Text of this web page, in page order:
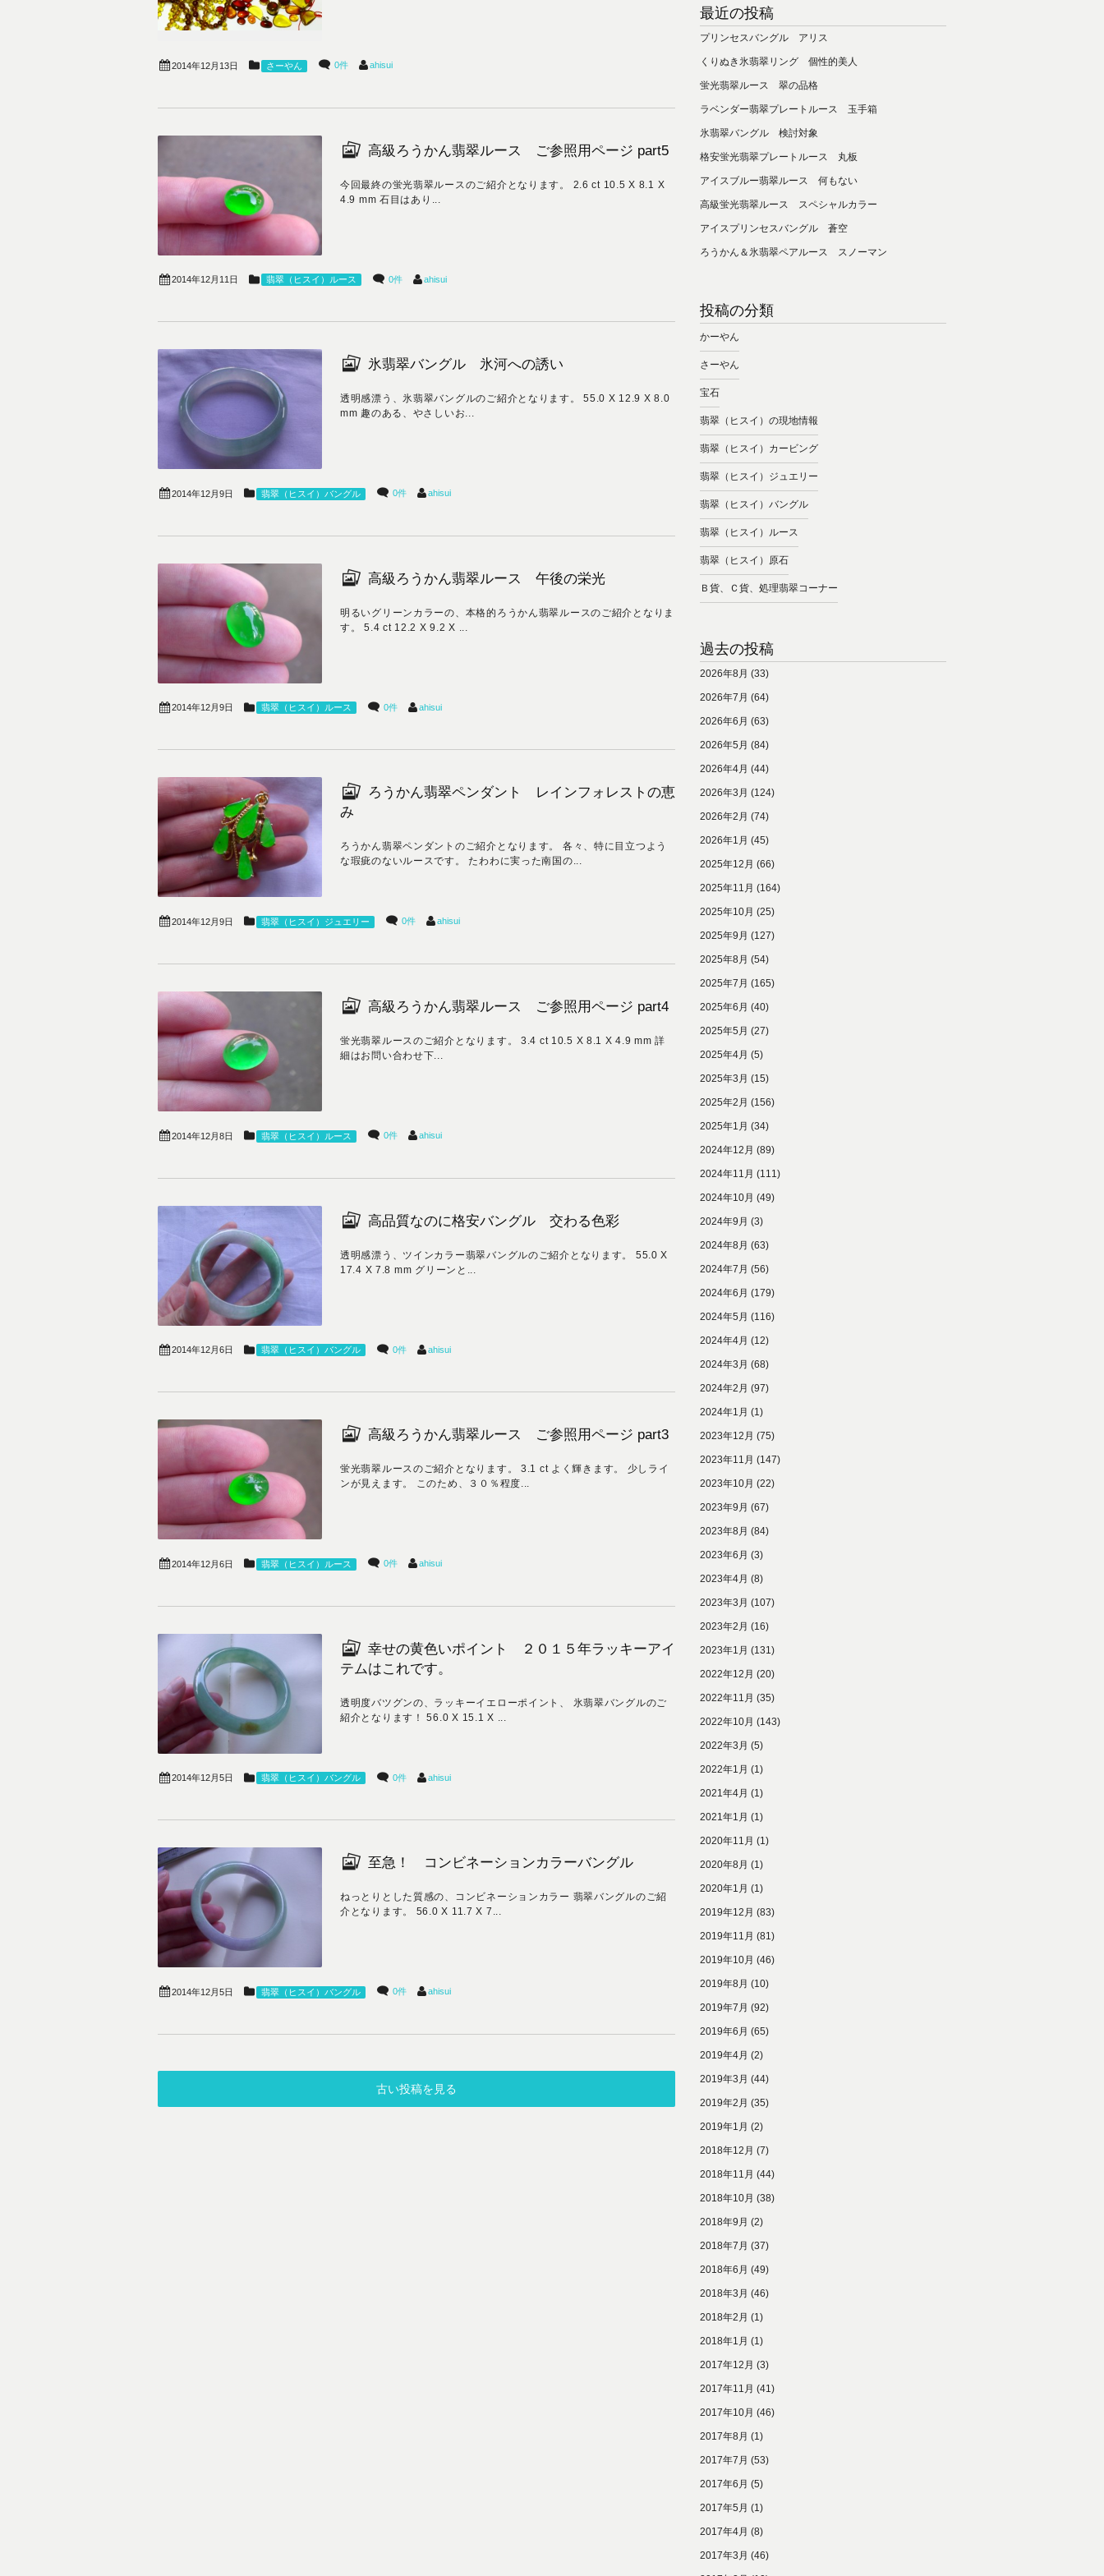
2014年12月13日 さーやん 0件 ahisui
高級ろうかん翡翠ルース ご参照用ページ part5
今回最終の蛍光翡翠ルースのご紹介となります。 2.6 ct 10.5 X 8.1 X
4.9 mm 石目はあり...
2014年12月11日 翡翠（ヒスイ）ルース 0件 ahisui
氷翡翠バングル 氷河への誘い
透明感漂う、氷翡翠バングルのご紹介となります。 55.0 X 12.9 X 8.0
mm 趣のある、やさしいお...
2014年12月9日 翡翠（ヒスイ）バングル 0件 ahisui
高級ろうかん翡翠ルース 午後の栄光
明るいグリーンカラーの、本格的ろうかん翡翠ルースのご紹介となりま
す。 5.4 ct 12.2 X 9.2 X ...
2014年12月9日 翡翠（ヒスイ）ルース 0件 ahisui
ろうかん翡翠ペンダント レインフォレストの恵
み
ろうかん翡翠ペンダントのご紹介となります。 各々、特に目立つよう
な瑕疵のないルースです。 たわわに実った南国の...
2014年12月9日 翡翠（ヒスイ）ジュエリー 0件 ahisui
高級ろうかん翡翠ルース ご参照用ページ part4
蛍光翡翠ルースのご紹介となります。 3.4 ct 10.5 X 8.1 X 4.9 mm 詳
細はお問い合わせ下...
2014年12月8日 翡翠（ヒスイ）ルース 0件 ahisui
高品質なのに格安バングル 交わる色彩
透明感漂う、ツインカラー翡翠バングルのご紹介となります。 55.0 X
17.4 X 7.8 mm グリーンと...
2014年12月6日 翡翠（ヒスイ）バングル 0件 ahisui
高級ろうかん翡翠ルース ご参照用ページ part3
蛍光翡翠ルースのご紹介となります。 3.1 ct よく輝きます。 少しライ
ンが見えます。 このため、３０％程度...
2014年12月6日 翡翠（ヒスイ）ルース 0件 ahisui
幸せの黄色いポイント ２０１５年ラッキーアイ
テムはこれです。
透明度バツグンの、ラッキーイエローポイント、 氷翡翠バングルのご
紹介となります！ 56.0 X 15.1 X ...
2014年12月5日 翡翠（ヒスイ）バングル 0件 ahisui
至急！ コンビネーションカラーバングル
ねっとりとした質感の、コンビネーションカラー 翡翠バングルのご紹
介となります。 56.0 X 11.7 X 7...
2014年12月5日 翡翠（ヒスイ）バングル 0件 ahisui
古い投稿を見る
最近の投稿
プリンセスバングル アリス
くりぬき氷翡翠リング 個性的美人
蛍光翡翠ルース 翠の品格
ラベンダー翡翠プレートルース 玉手箱
氷翡翠バングル 検討対象
格安蛍光翡翠プレートルース 丸板
アイスブルー翡翠ルース 何もない
高級蛍光翡翠ルース スペシャルカラー
アイスプリンセスバングル 蒼空
ろうかん＆氷翡翠ペアルース スノーマン
投稿の分類
かーやん
さーやん
宝石
翡翠（ヒスイ）の現地情報
翡翠（ヒスイ）カービング
翡翠（ヒスイ）ジュエリー
翡翠（ヒスイ）バングル
翡翠（ヒスイ）ルース
翡翠（ヒスイ）原石
Ｂ貨、Ｃ貨、処理翡翠コーナー
過去の投稿
2026年8月 (33)
2026年7月 (64)
2026年6月 (63)
2026年5月 (84)
2026年4月 (44)
2026年3月 (124)
2026年2月 (74)
2026年1月 (45)
2025年12月 (66)
2025年11月 (164)
2025年10月 (25)
2025年9月 (127)
2025年8月 (54)
2025年7月 (165)
2025年6月 (40)
2025年5月 (27)
2025年4月 (5)
2025年3月 (15)
2025年2月 (156)
2025年1月 (34)
2024年12月 (89)
2024年11月 (111)
2024年10月 (49)
2024年9月 (3)
2024年8月 (63)
2024年7月 (56)
2024年6月 (179)
2024年5月 (116)
2024年4月 (12)
2024年3月 (68)
2024年2月 (97)
2024年1月 (1)
2023年12月 (75)
2023年11月 (147)
2023年10月 (22)
2023年9月 (67)
2023年8月 (84)
2023年6月 (3)
2023年4月 (8)
2023年3月 (107)
2023年2月 (16)
2023年1月 (131)
2022年12月 (20)
2022年11月 (35)
2022年10月 (143)
2022年3月 (5)
2022年1月 (1)
2021年4月 (1)
2021年1月 (1)
2020年11月 (1)
2020年8月 (1)
2020年1月 (1)
2019年12月 (83)
2019年11月 (81)
2019年10月 (46)
2019年8月 (10)
2019年7月 (92)
2019年6月 (65)
2019年4月 (2)
2019年3月 (44)
2019年2月 (35)
2019年1月 (2)
2018年12月 (7)
2018年11月 (44)
2018年10月 (38)
2018年9月 (2)
2018年7月 (37)
2018年6月 (49)
2018年3月 (46)
2018年2月 (1)
2018年1月 (1)
2017年12月 (3)
2017年11月 (41)
2017年10月 (46)
2017年8月 (1)
2017年7月 (53)
2017年6月 (5)
2017年5月 (1)
2017年4月 (8)
2017年3月 (46)